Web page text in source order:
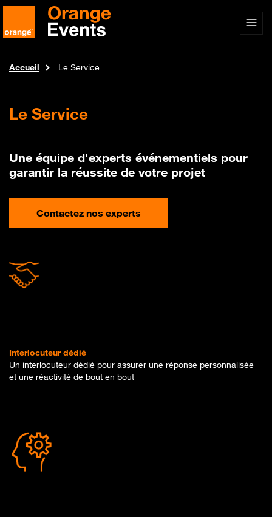
Accueil Le Service
Le Service
Une équipe d'experts événementiels pour
garantir la réussite de votre projet
Contactez nos experts
Interlocuteur dédié
Un interlocuteur dédié pour assurer une réponse personnalisée
et une réactivité de bout en bout